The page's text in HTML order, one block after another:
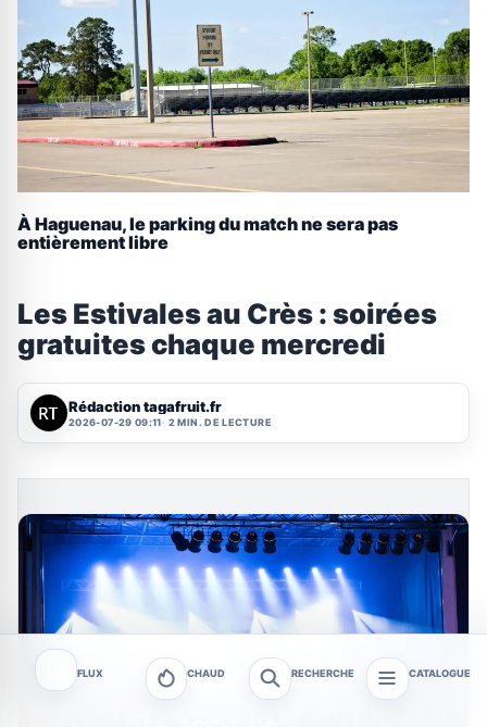
À Haguenau, le parking du match ne sera pas
entièrement libre
Les Estivales au Crès : soirées
gratuites chaque mercredi
Rédaction tagafruit.fr
2026-07-29 09:11 2 MIN. DE LECTURE
FLUX CHAUD RECHERCHE CATALOGUE